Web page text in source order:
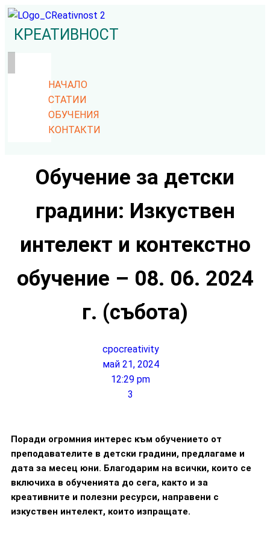
КРЕАТИВНОСТ
НАЧАЛО
СТАТИИ
ОБУЧЕНИЯ
КОНТАКТИ
Обучение за детски
градини: Изкуствен
интелект и контекстно
обучение – 08. 06. 2024
г. (събота)
cpocreativity
май 21, 2024
12:29 pm
3
Поради огромния интерес към обучението от
преподавателите в детски градини, предлагаме и
дата за месец юни. Благодарим на всички, които се
включиха в обученията до сега, както и за
креативните и полезни ресурси, направени с
изкуствен интелект, които изпращате.